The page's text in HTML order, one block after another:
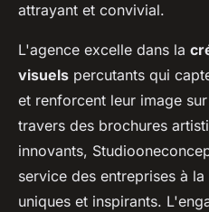
attrayant et convivial.
L'agence excelle dans la
visuels percutants qui
et renforcent leur image
travers des brochures
innovants,
service des entreprises à
uniques et inspirants.